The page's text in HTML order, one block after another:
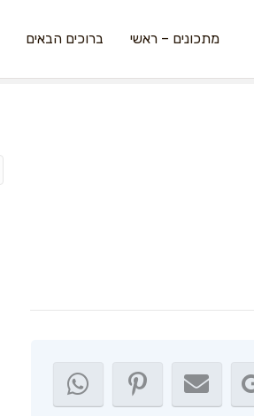
מתכונים – ראשי ברוכים הבאים